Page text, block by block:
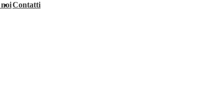
Contatti